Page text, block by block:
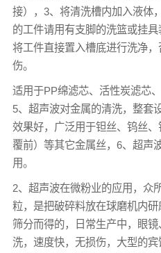
接），3、将清洗槽内加入液体
的工件请用有支脚的洗篮或挂
将工件直接置入槽底进行洗净
伤。
适用于PP绵滤芯、活性炭滤芯
5、超声波对金属的清洗，整套
效果好，广泛用于钽丝、钨丝
覆前）等其它金属丝，6、超声
用。
2、超声波在微粉业的应用，众
粒，是把破碎料放在球磨机内
筛分而得的，日常生产中，眼
洗，速度快，无损伤，大型的